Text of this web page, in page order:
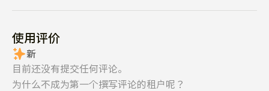
续2次以上时，可能会被强制退房。 )
禁烟建筑，小区内绝对禁止吸烟
    （吸烟时强制退场措施及处罚/翌日住宿费）
禁止经营娱乐住宿
使用评价
新
目前还没有提交任何评论。
为什么不成为第一个撰写评论的租户呢？